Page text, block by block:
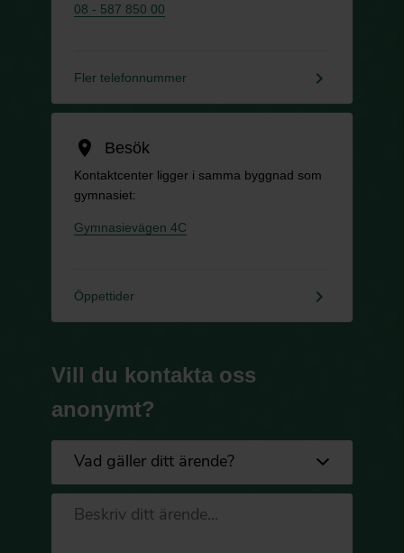
08 - 587 850 00
Fler telefonnummer keyboard_arrow_right
location_on Besök
Kontaktcenter ligger i samma byggnad som
gymnasiet:
Gymnasievägen 4C
Öppettider keyboard_arrow_right
Vill du kontakta oss
anonymt?